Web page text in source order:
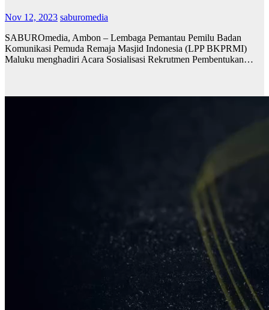
Nov 12, 2023 saburomedia
SABUROmedia, Ambon – Lembaga Pemantau Pemilu Badan
Komunikasi Pemuda Remaja Masjid Indonesia (LPP BKPRMI)
Maluku menghadiri Acara Sosialisasi Rekrutmen Pembentukan…